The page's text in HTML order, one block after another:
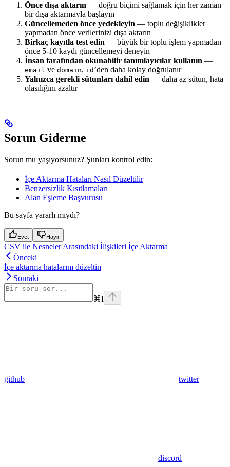
Önce dışa aktarın — doğru biçimi sağlamak için her zaman
bir dışa aktarmayla başlayın
Güncellemeden önce yedekleyin — toplu değişiklikler
yapmadan önce verilerinizi dışa aktarın
Birkaç kayıtla test edin — büyük bir toplu işlem yapmadan
önce 5-10 kaydı güncellemeyi deneyin
İnsan tarafından okunabilir tanımlayıcılar kullanın —
email ve domain, id ’den daha kolay doğrulanır
Yalnızca gerekli sütunları dahil edin — daha az sütun, hata
olasılığını azaltır
Sorun Giderme
Sorun mu yaşıyorsunuz? Şunları kontrol edin:
İçe Aktarma Hataları Nasıl Düzeltilir
Benzersizlik Kısıtlamaları
Alan Eşleme Başvurusu
Bu sayfa yararlı mıydı?
Evet Hayir
CSV ile Nesneler Arasındaki İlişkileri İçe Aktarma
Önceki
İçe aktarma hatalarını düzeltin
Sonraki
⌘I
github twitter
discord